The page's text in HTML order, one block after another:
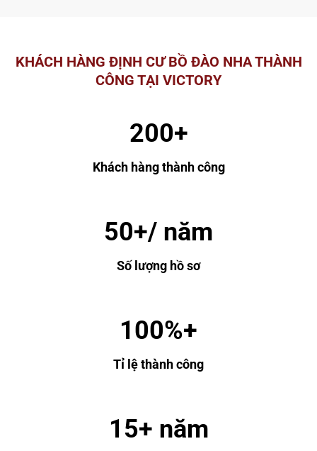
KHÁCH HÀNG ĐỊNH CƯ BỒ ĐÀO NHA THÀNH
CÔNG TẠI VICTORY
200+
Khách hàng thành công
50+/ năm
Số lượng hồ sơ
100%+
Tỉ lệ thành công
15+ năm